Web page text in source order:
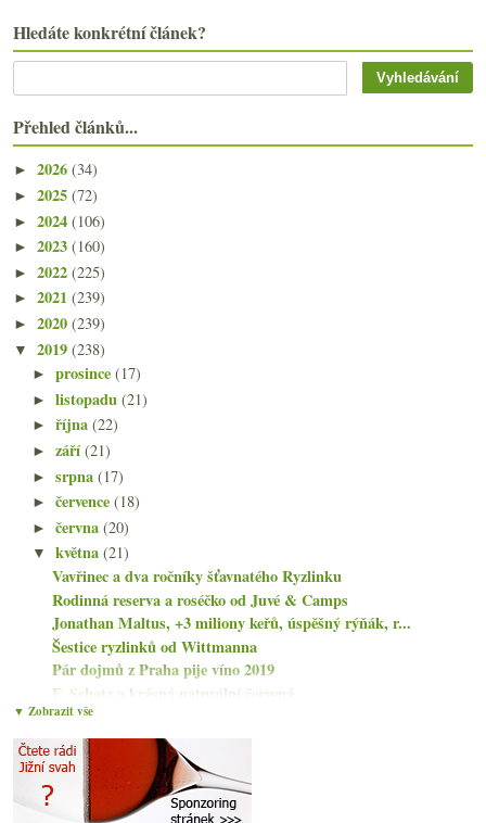
Hledáte konkrétní článek?
Přehled článků...
► 2026 (34)
► 2025 (72)
► 2024 (106)
► 2023 (160)
► 2022 (225)
► 2021 (239)
► 2020 (239)
▼ 2019 (238)
►prosince(17)
►listopadu(21)
►října(22)
►září(21)
►srpna(17)
►července(18)
►června(20)
▼května(21)
Vavřinec a dva ročníky šťavnatého Ryzlinku
Rodinná reserva a roséčko od Juvé & Camps
Jonathan Maltus, +3 miliony keřů, úspěšný rýňák, r...
Šestice ryzlinků od Wittmanna
Pár dojmů z Praha pije víno 2019
F. Schatz a krásná naturální červená
Degustace pěstitelských Champagne
Šardonka z Bordeaux, novela vinařského zákona, Rob...
Myšinové Velasco a parádní pét nat z Mosely
První seznámení s vinařstvím Sklep 58
Rakouské bubliny od Bründlmayera
▼ Zobrazit vše